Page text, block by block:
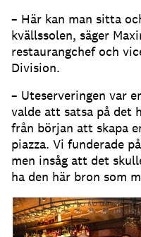
– Här kan man sitta
kvällssolen, säger
restaurangchef och
Division.
– Uteserveringen var
valde att satsa på det
från början att skapa
piazza. Vi funderade
men insåg att det
ha den här bron som